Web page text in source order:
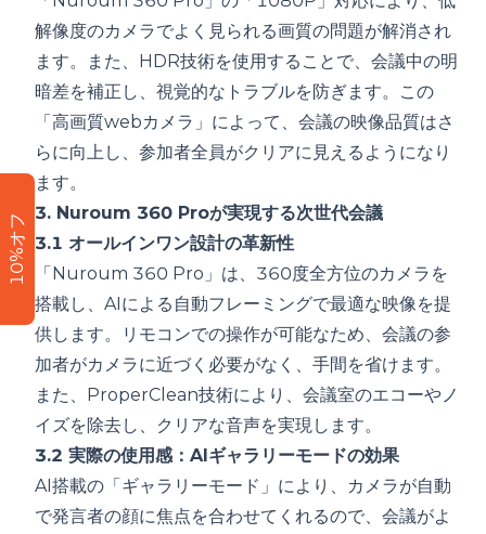
解像度のカメラでよく見られる画質の問題が解消され
ます。また、HDR技術を使用することで、会議中の明
暗差を補正し、視覚的なトラブルを防ぎます。この
「高画質webカメラ」によって、会議の映像品質はさ
らに向上し、参加者全員がクリアに見えるようになり
ます。
3. Nuroum 360 Proが実現する次世代会議
3.1 オールインワン設計の革新性
「Nuroum 360 Pro」は、360度全方位のカメラを
搭載し、AIによる自動フレーミングで最適な映像を提
供します。リモコンでの操作が可能なため、会議の参
加者がカメラに近づく必要がなく、手間を省けます。
また、ProperClean技術により、会議室のエコーやノ
イズを除去し、クリアな音声を実現します。
3.2 実際の使用感：AIギャラリーモードの効果
AI搭載の「ギャラリーモード」により、カメラが自動
で発言者の顔に焦点を合わせてくれるので、会議がよ
10%オフ